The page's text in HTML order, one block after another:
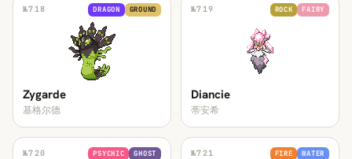
№718 DRAGON GROUND
Zygarde
基格尔德
№719 ROCK FAIRY
Diancie
蒂安希
№720 PSYCHIC GHOST №721 FIRE WATER